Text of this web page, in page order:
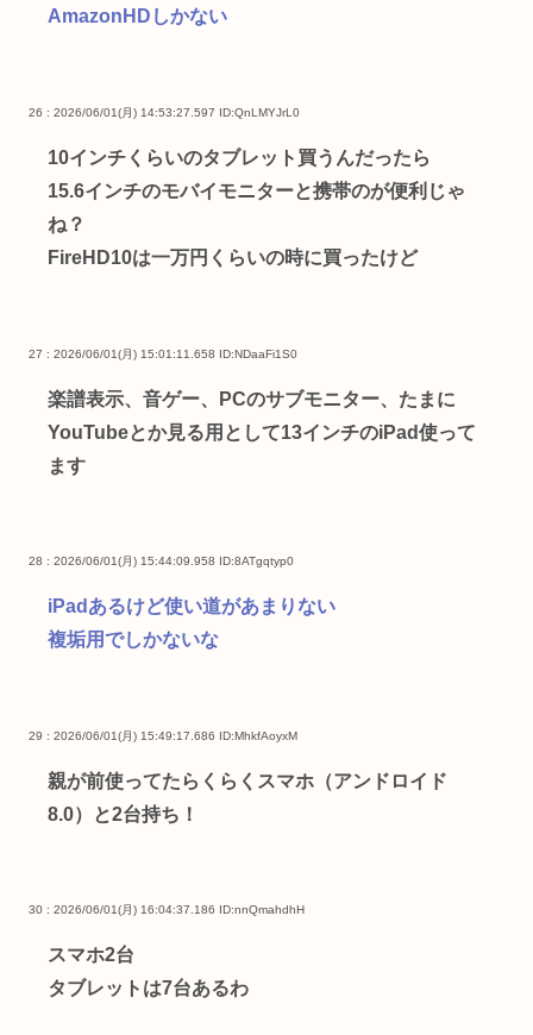
AmazonHDしかない
26 : 2026/06/01(月) 14:53:27.597 ID:QnLMYJrL0
10インチくらいのタブレット買うんだったら
15.6インチのモバイモニターと携帯のが便利じゃ
ね？
FireHD10は一万円くらいの時に買ったけど
27 : 2026/06/01(月) 15:01:11.658 ID:NDaaFi1S0
楽譜表示、音ゲー、PCのサブモニター、たまに
YouTubeとか見る用として13インチのiPad使って
ます
28 : 2026/06/01(月) 15:44:09.958 ID:8ATgqtyp0
iPadあるけど使い道があまりない
複垢用でしかないな
29 : 2026/06/01(月) 15:49:17.686 ID:MhkfAoyxM
親が前使ってたらくらくスマホ（アンドロイド
8.0）と2台持ち！
30 : 2026/06/01(月) 16:04:37.186 ID:nnQmahdhH
スマホ2台
タブレットは7台あるわ